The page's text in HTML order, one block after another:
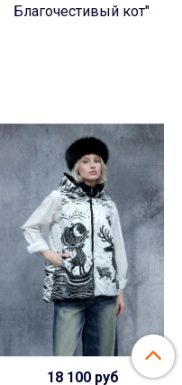
Благочестивый кот"
18 100 руб